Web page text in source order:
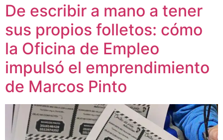
De escribir a mano a tener
sus propios folletos: cómo
la Oficina de Empleo
impulsó el emprendimiento
de Marcos Pinto